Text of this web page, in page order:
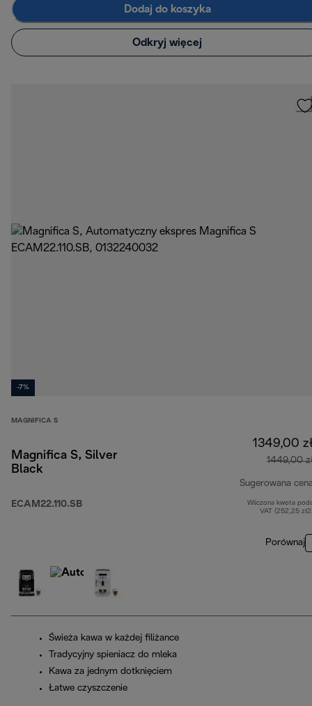
Dodaj do koszyka
Odkryj więcej
-7%
MAGNIFICA S
Magnifica S, Silver
Black
ECAM22.110.SB
1349,00
1449,00
Sugerowana
Wliczona kwota
VAT (252,25
Porównaj
Świeża kawa w każdej filiżance
Tradycyjny spieniacz do mleka
Kawa za jednym dotknięciem
Łatwe czyszczenie